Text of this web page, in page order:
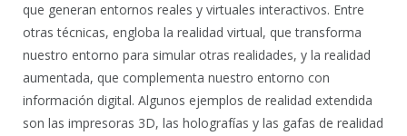
que generan entornos reales y virtuales interactivos. Entre
otras técnicas, engloba la realidad virtual, que transforma
nuestro entorno para simular otras realidades, y la realidad
aumentada, que complementa nuestro entorno con
información digital. Algunos ejemplos de realidad extendida
son las impresoras 3D, las holografías y las gafas de realidad